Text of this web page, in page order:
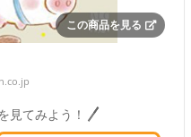
この商品を見る
見てみよう！